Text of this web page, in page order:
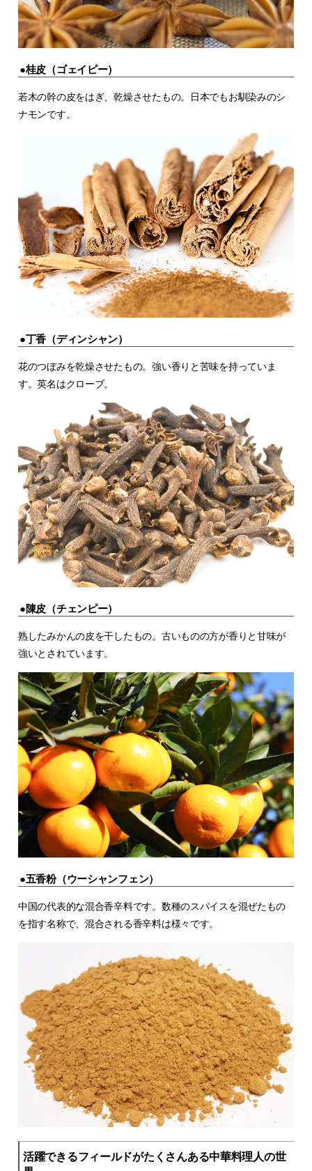
●桂皮（ゴェイピー）
若木の幹の皮をはぎ、乾燥させたもの。日本でもお馴染みのシ
ナモンです。
●丁香（ディンシャン）
花のつぼみを乾燥させたもの。強い香りと苦味を持っていま
す。英名はクローブ。
●陳皮（チェンピー）
熟したみかんの皮を干したもの。古いものの方が香りと甘味が
強いとされています。
●五香粉（ウーシャンフェン）
中国の代表的な混合香辛料です。数種のスパイスを混ぜたもの
を指す名称で、混合される香辛料は様々です。
活躍できるフィールドがたくさんある中華料理人の世